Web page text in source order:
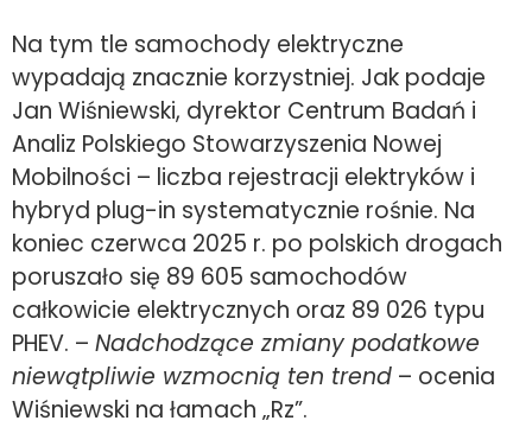
Na tym tle samochody elektryczne
wypadają znacznie korzystniej. Jak podaje
Jan Wiśniewski, dyrektor Centrum Badań i
Analiz Polskiego Stowarzyszenia Nowej
Mobilności – liczba rejestracji elektryków i
hybryd plug-in systematycznie rośnie. Na
koniec czerwca 2025 r. po polskich drogach
poruszało się 89 605 samochodów
całkowicie elektrycznych oraz 89 026 typu
PHEV. – Nadchodzące zmiany podatkowe
niewątpliwie wzmocnią ten trend – ocenia
Wiśniewski na łamach „Rz”.